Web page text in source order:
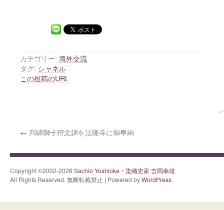
カテゴリー: 海外交流
タグ: シャネル
この投稿のURL
← 四騎獅子狩文錦を法隆寺に御奉納
Copyright ©2002-2026 Sachio Yoshioka・染織史家 吉岡幸雄
All Rights Reserved. 無断転載禁止 | Powered byWordPress.